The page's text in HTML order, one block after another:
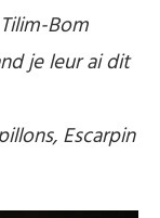
Bom
je leur ai dit
Escarpin